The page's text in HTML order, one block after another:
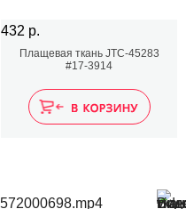
432 р.
Плащевая ткань JTC-45283
#17-3914